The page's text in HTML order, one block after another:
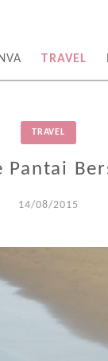
TRAVEL
TRAVEL
Pantai
14/08/2015